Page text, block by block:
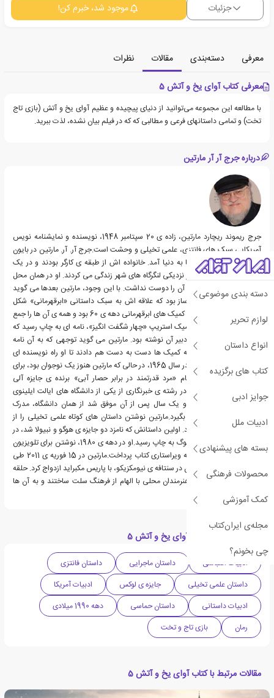
دسته بندی موضوعی
لوازم تحریر
انواع داستان
کتاب های برگزیده
جوایز ادبی
ادبیات ملل
بسته های پیشنهادی
محصولات فرهنگی
کمک آموزشی
مجله‌ی ایران‌کتاب
چی بخونم؟
جزئیات موجود شد، خبرم کن!
معرفی دسته‌بندی مقالات
نظرات
معرفی کتاب آوای یخ و آتش 5
با مطالعه این مجموعه می‌توانید از دنیای پیچیده و عظیم آوای یخ و آتش (بازی تاج
تخت) و تمامی داستانهای فرعی و مطالبی که که در فیلم بیان‌ نشده، لذت ببرید.
درباره جرج آر آر مارتین
جرج ریموند ریچارد مارتین، زاده ی 20 سپتامبر 1948، نویسنده و نمایشنامه نویس
آمریکایی سبک های فانتزی، علمی تخیلی و وحشت است.جرج آر. آر. مارتین در بایون
در ایالت نیوجرسی آمریکا به دنیا آمد. خانواده اش از طبقه ی کارگر بودند و در یک
مجتمع مسکونی فدرال در نزدیکی لنگرگاه های شهر زندگی می کردند. او در همان محل
به دبیرستان رفت، هرچند آن را دوست نداشت. با این وجود، مارتین بعدها می گوید
در آن دوره ی سرنوشت ساز بود که علاقه اش به سبک داستانی «ابرقهرمانی» شکل
گرفت. او در جوانی، عاشق کمیک های ابرقهرمانی دهه ی 60 بود و همه ی آن ها را جمع
می کرد. در شماره ی 20 کمیک استریپ «چهار شگفت انگیز»، نامه ای به چاپ رسید که
مارتین دانش آموز به سردبیر آن نوشته بود. مارتین می گوید توجهی که به آن نامه
شد، همراه با علاقه اش به کمیک ها دست به دست هم دادند تا او راه نویسنده ای
حرفه ای را در پیش گیرد. در سال 1965، در حالی که مارتین هنوز یک نوجوان بود، برای
داستان ابرقهرمانیش با نام «مرد قدرتمند در برابر حصار آبی» برنده ی جایزه آلی
شد.مارتین در سال 1970 در رشته ی خبرنگاری از یکی از دانشگاه های ایالت ایلینوی
مدرک کارشناسی گرفت. او یک سال پس از آن موفق شد از همان دانشگاه، مدرک
کارشناسی ارشدش را نیز بگیرد.مارتین نوشتن داستان های کوتاه علمی تخیلی را از
اوایل دهه ی 1970 آغاز کرد. اولین داستانش که نامزد دو جایزه ی هوگو و نبیولا شد، در
سال 1973 در مجله ی آنالوگ به چاپ رسید.او در دهه ی 1980، نوشتن برای تلویزیون
را شروع کرد و همچنین به ویراستاری کتاب پرداخت.مارتین در 15 فوریه ی 2011 طی
جشنی کوچک در خانه شان در سنتافه ی نیومکزیکو، با پاریس مکبراید ازدواج کرد. حلقه
های ازدواج این زوج را هنرمندان محلی با الهام از فرهنگ سلت ساختند و به آن ها
هدیه دادند.
دسته بندی های کتاب آوای یخ و آتش 5
ادبیات اقتباسی داستان ماجرایی
داستان فانتزی
داستان علمی تخیلی
جایزه ی لوکس
ادبیات آمریکا
ادبیات داستانی
داستان حماسی
دهه 1990 میلادی
رمان
بازی تاج و تخت
مقالات مرتبط با کتاب آوای یخ و آتش 5